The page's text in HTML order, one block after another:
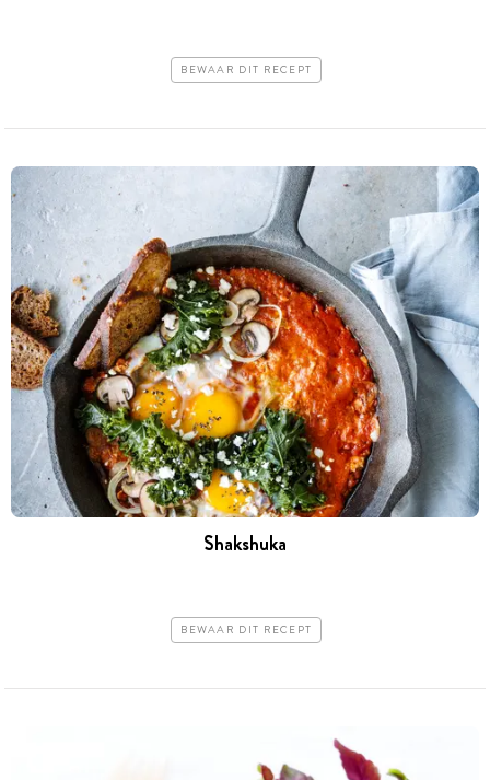
BEWAAR DIT RECEPT
Shakshuka
BEWAAR DIT RECEPT